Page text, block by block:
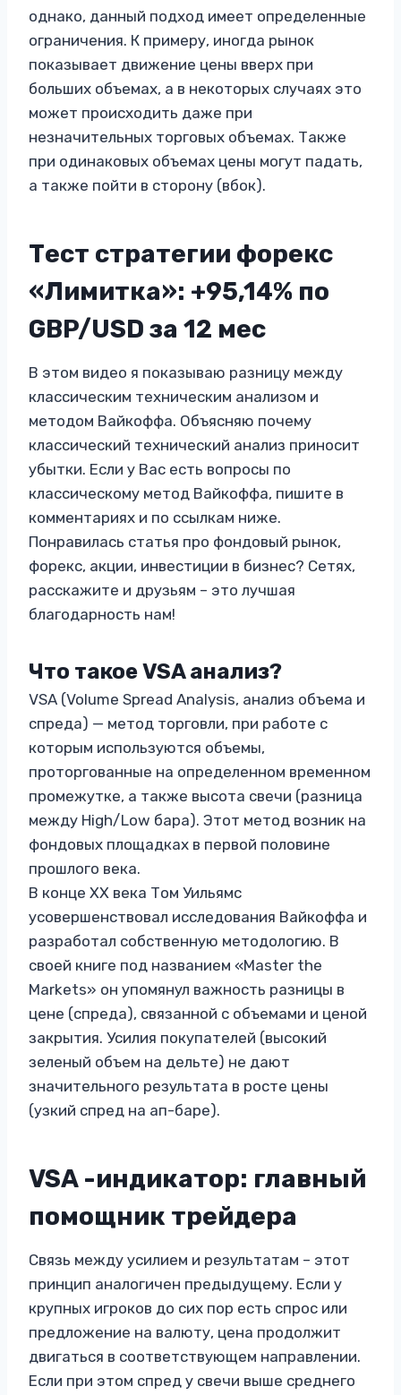
однако, данный подход имеет определенные
ограничения. К примеру, иногда рынок
показывает движение цены вверх при
больших объемах, а в некоторых случаях это
может происходить даже при
незначительных торговых объемах. Также
при одинаковых объемах цены могут падать,
а также пойти в сторону (вбок).
Тест стратегии форекс
«Лимитка»: +95,14% по
GBP/USD за 12 мес
В этом видео я показываю разницу между
классическим техническим анализом и
методом Вайкоффа. Объясняю почему
классический технический анализ приносит
убытки. Если у Вас есть вопросы по
классическому метод Вайкоффа, пишите в
комментариях и по ссылкам ниже.
Понравилась статья про фондовый рынок,
форекс, акции, инвестиции в бизнес? Сетях,
расскажите и друзьям – это лучшая
благодарность нам!
Что такое VSA анализ?
VSA (Volume Spread Analysis, анализ объема и
спреда) — метод торговли, при работе с
которым используются объемы,
проторгованные на определенном временном
промежутке, а также высота свечи (разница
между High/Low бара). Этот метод возник на
фондовых площадках в первой половине
прошлого века.
В конце XX века Том Уильямс
усовершенствовал исследования Вайкоффа и
разработал собственную методологию. В
своей книге под названием «Master the
Markets» он упомянул важность разницы в
цене (спреда), связанной с объемами и ценой
закрытия. Усилия покупателей (высокий
зеленый объем на дельте) не дают
значительного результата в росте цены
(узкий спред на ап-баре).
VSA -индикатор: главный
помощник трейдера
Связь между усилием и результатам – этот
принцип аналогичен предыдущему. Если у
крупных игроков до сих пор есть спрос или
предложение на валюту, цена продолжит
двигаться в соответствующем направлении.
Если при этом спред у свечи выше среднего